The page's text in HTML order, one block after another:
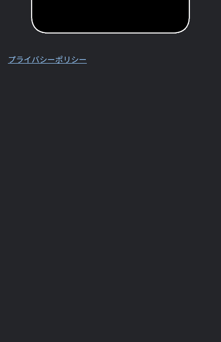
プライバシーポリシー